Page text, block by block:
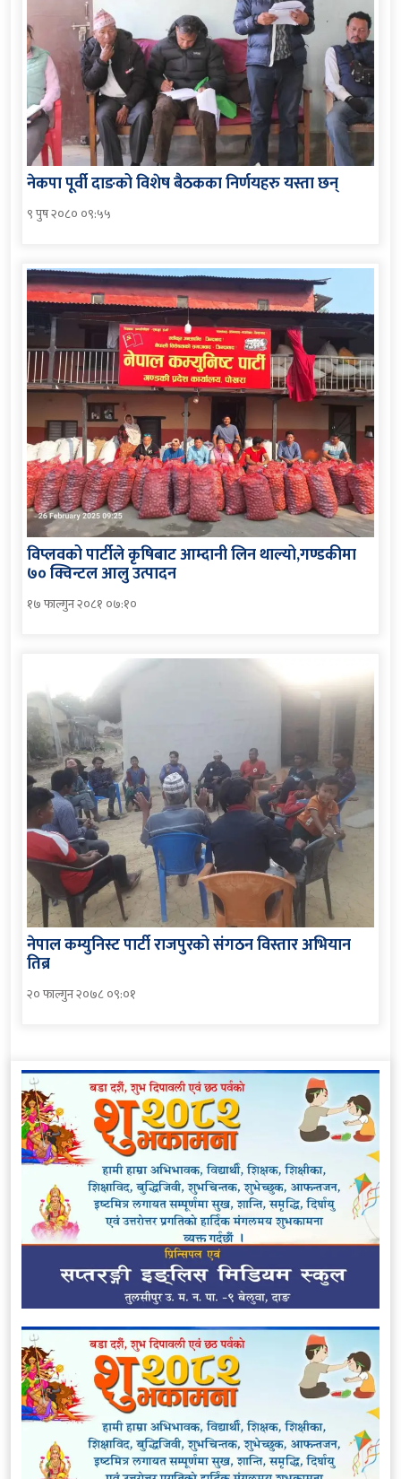
नेकपा पूर्वी दाङको विशेष बैठकका निर्णयहरु यस्ता छन्
९ पुष २०८० ०९:५५
विप्लवको पार्टीले कृषिबाट आम्दानी लिन थाल्यो,गण्डकीमा
७० क्विन्टल आलु उत्पादन
१७ फाल्गुन २०८१ ०७:१०
नेपाल कम्युनिस्ट पार्टी राजपुरको संगठन विस्तार अभियान
तिब्र
२० फाल्गुन २०७८ ०९:०१